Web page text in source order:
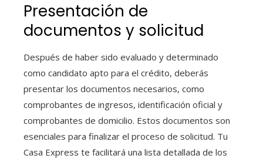
Presentación de
documentos y solicitud
Después de haber sido evaluado y determinado
como candidato apto para el crédito, deberás
presentar los documentos necesarios, como
comprobantes de ingresos, identificación oficial y
comprobantes de domicilio. Estos documentos son
esenciales para finalizar el proceso de solicitud. Tu
Casa Express te facilitará una lista detallada de los